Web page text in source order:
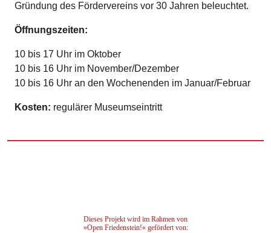
Gründung des Fördervereins vor 30 Jahren beleuchtet.
Öffnungszeiten:
10 bis 17 Uhr im Oktober
10 bis 16 Uhr im November/Dezember
10 bis 16 Uhr an den Wochenenden im Januar/Februar
Kosten: regulärer Museumseintritt
Dieses Projekt wird im Rahmen von
»Open Friedenstein!« gefördert von: